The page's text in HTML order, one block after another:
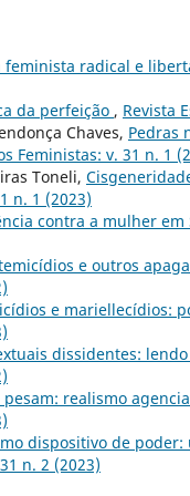
feminista radical e
da perfeição , Revista
Chaves, Pedras
Feministas: v. 31 n. 1
Toneli,
n. 1 (2023)
contra a mulher em
e outros
e mariellecídios:
dissidentes:
pesam: realismo
dispositivo de
n. 2 (2023)